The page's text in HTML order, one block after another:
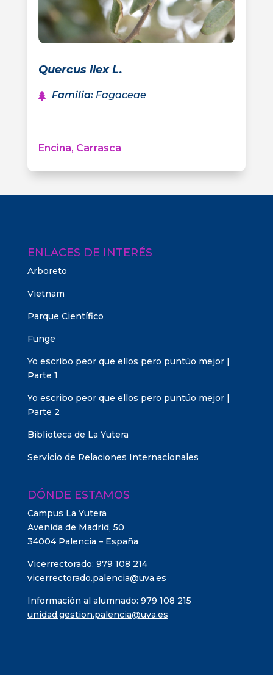
Quercus ilex L.
Familia: Fagaceae
Encina, Carrasca
ENLACES DE INTERÉS
Arboreto
Vietnam
Parque Científico
Funge
Yo escribo peor que ellos pero puntúo mejor |
Parte 1
Yo escribo peor que ellos pero puntúo mejor |
Parte 2
Biblioteca de La Yutera
Servicio de Relaciones Internacionales
DÓNDE ESTAMOS
Campus La Yutera
Avenida de Madrid, 50
34004 Palencia – España
Vicerrectorado: 979 108 214
vicerrectorado.palencia@uva.es
Información al alumnado: 979 108 215
unidad.gestion.palencia@uva.es